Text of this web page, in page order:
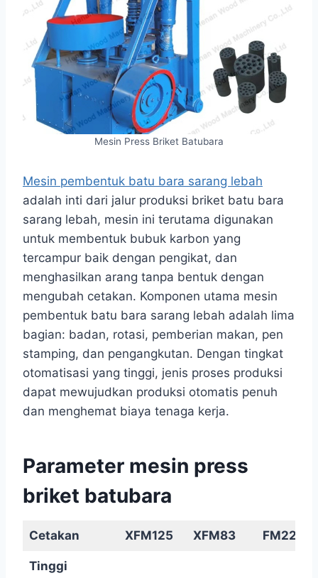
Mesin Press Briket Batubara
Mesin pembentuk batu bara sarang lebah
adalah inti dari jalur produksi briket batu bara
sarang lebah, mesin ini terutama digunakan
untuk membentuk bubuk karbon yang
tercampur baik dengan pengikat, dan
menghasilkan arang tanpa bentuk dengan
mengubah cetakan. Komponen utama mesin
pembentuk batu bara sarang lebah adalah lima
bagian: badan, rotasi, pemberian makan, pen
stamping, dan pengangkutan. Dengan tingkat
otomatisasi yang tinggi, jenis proses produksi
dapat mewujudkan produksi otomatis penuh
dan menghemat biaya tenaga kerja.
Parameter mesin press
briket batubara
Cetakan XFM125 XFM83 FM220
Tinggi